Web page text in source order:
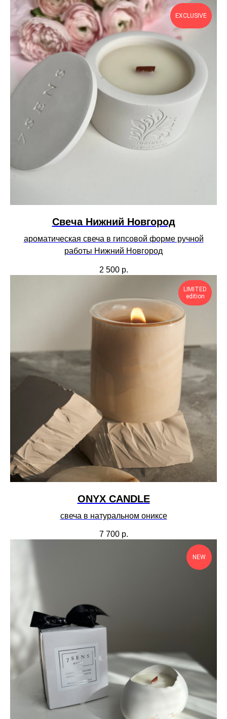
EXCLUSIVE
Cвеча Нижний Новгород
ароматическая свеча в гипсовой форме ручной
работы Нижний Новгород
2 500 р.
LIMITED
edition
ONYX CANDLE
свеча в натуральном ониксе
7 700 р.
NEW